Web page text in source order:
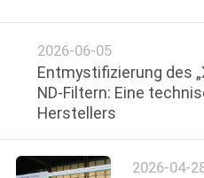
SITEMAP
PRIVACY
POLICY
2026-06-05
Entmystifizierung des
ND-Filtern: Eine
Herstellers
2026-04-